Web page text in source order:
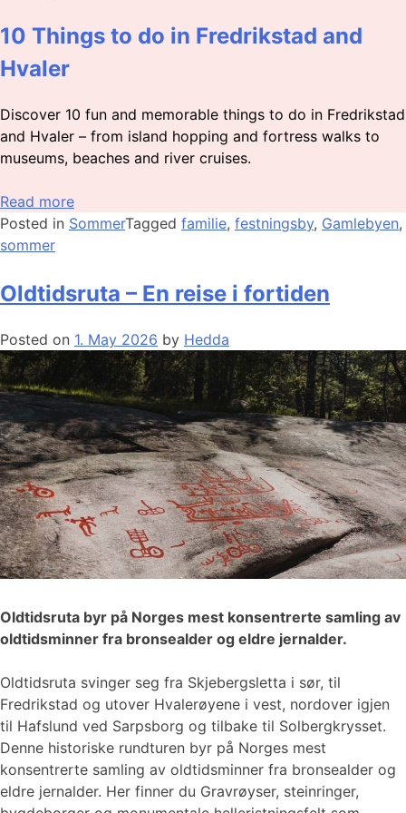
10 Things to do in Fredrikstad and
Hvaler
Discover 10 fun and memorable things to do in Fredrikstad
and Hvaler – from island hopping and fortress walks to
museums, beaches and river cruises.
Read more
Posted in SommerTagged familie, festningsby, Gamlebyen,
sommer
Oldtidsruta – En reise i fortiden
Posted on 1. May 2026 by Hedda
Oldtidsruta byr på Norges mest konsentrerte samling av
oldtidsminner fra bronsealder og eldre jernalder.
Oldtidsruta svinger seg fra Skjebergsletta i sør, til
Fredrikstad og utover Hvalerøyene i vest, nordover igjen
til Hafslund ved Sarpsborg og tilbake til Solbergkrysset.
Denne historiske rundturen byr på Norges mest
konsentrerte samling av oldtidsminner fra bronsealder og
eldre jernalder. Her finner du Gravrøyser, steinringer,